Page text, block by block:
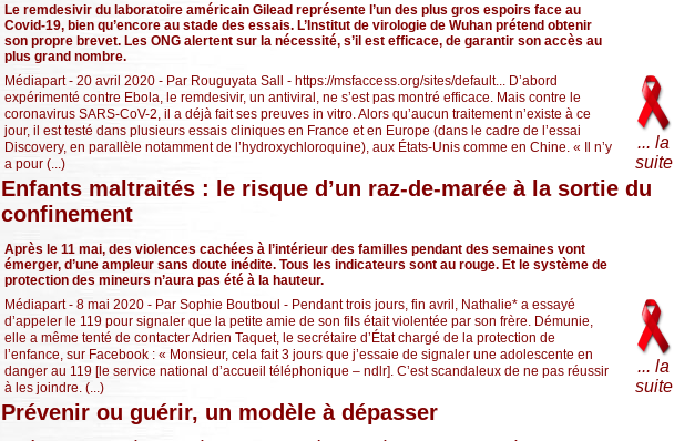
Le remdesivir du laboratoire américain Gilead représente l’un des plus gros espoirs face au
Covid-19, bien qu’encore au stade des essais. L’Institut de virologie de Wuhan prétend obtenir
son propre brevet. Les ONG alertent sur la nécessité, s’il est efficace, de garantir son accès au
plus grand nombre.
Médiapart - 20 avril 2020 - Par Rouguyata Sall - https://msfaccess.org/sites/default... D’abord
expérimenté contre Ebola, le remdesivir, un antiviral, ne s’est pas montré efficace. Mais contre le
coronavirus SARS-CoV-2, il a déjà fait ses preuves in vitro. Alors qu’aucun traitement n’existe à ce
jour, il est testé dans plusieurs essais cliniques en France et en Europe (dans le cadre de l’essai
Discovery, en parallèle notamment de l’hydroxychloroquine), aux États-Unis comme en Chine. « Il n’y
a pour (...)
... la
suite
Enfants maltraités : le risque d’un raz-de-marée à la sortie du
confinement
Après le 11 mai, des violences cachées à l’intérieur des familles pendant des semaines vont
émerger, d’une ampleur sans doute inédite. Tous les indicateurs sont au rouge. Et le système de
protection des mineurs n’aura pas été à la hauteur.
Médiapart - 8 mai 2020 - Par Sophie Boutboul - Pendant trois jours, fin avril, Nathalie* a essayé
d’appeler le 119 pour signaler que la petite amie de son fils était violentée par son frère. Démunie,
elle a même tenté de contacter Adrien Taquet, le secrétaire d’État chargé de la protection de
l’enfance, sur Facebook : « Monsieur, cela fait 3 jours que j’essaie de signaler une adolescente en
danger au 119 [le service national d’accueil téléphonique – ndlr]. C’est scandaleux de ne pas réussir
à les joindre. (...)
... la
suite
Prévenir ou guérir, un modèle à dépasser